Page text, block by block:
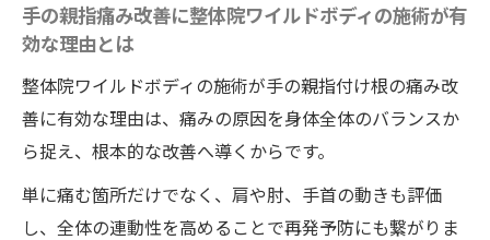
整体院ワイルドボディの施術一回で親指が
親指付け根の痛みを一回で改善できるワイ
ルドボディの整体法
指の可動域アップ
手の親指痛み改善に整体院ワイルドボディの施術が有
効な理由とは
整体院ワイルドボディの施術が手の親指付け根の痛み改
善に有効な理由は、痛みの原因を身体全体のバランスか
ら捉え、根本的な改善へ導くからです。
単に痛む箇所だけでなく、肩や肘、手首の動きも評価
し、全体の連動性を高めることで再発予防にも繋がりま